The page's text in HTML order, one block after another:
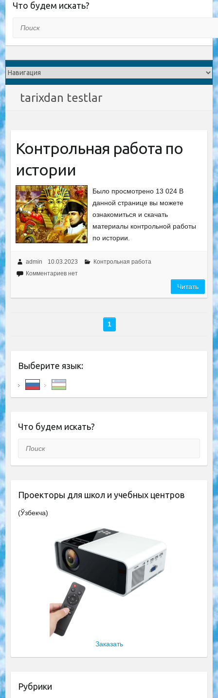
Что будем искать?
tarixdan testlar
Контрольная работа по
истории
Было просмотрено 13 024 В
данной странице вы можете
ознакомиться и скачать
материалы контрольной работы
по истории.
admin 10.03.2023
Контрольная работа
Комментариев нет
Читать
1
Выберите язык:
Что будем искать?
Поиск
Проекторы для школ и учебных центров
(Ўзбекча)
Заказать
Рубрики